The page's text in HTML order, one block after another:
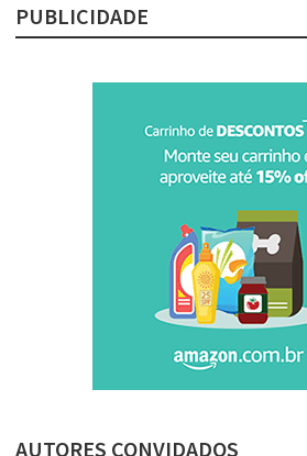
PUBLICIDADE
AUTORES CONVIDADOS